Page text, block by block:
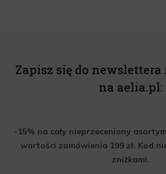
Zapisz się do newslettera
na aelia.pl:
-15% na cały nieprzeceniony
wartości zamówienia 199 zł. Kod
zniżkami.